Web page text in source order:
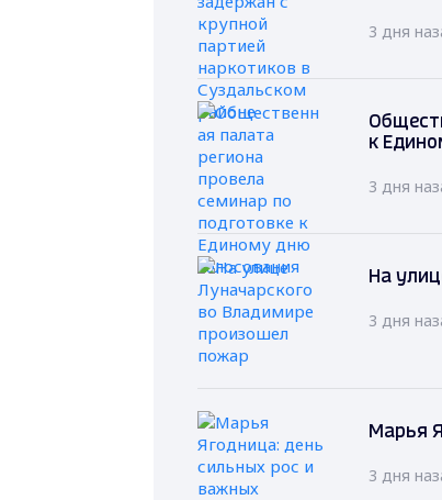
3 дня
к
3 дня
На
3 дня
Марья
3 дня